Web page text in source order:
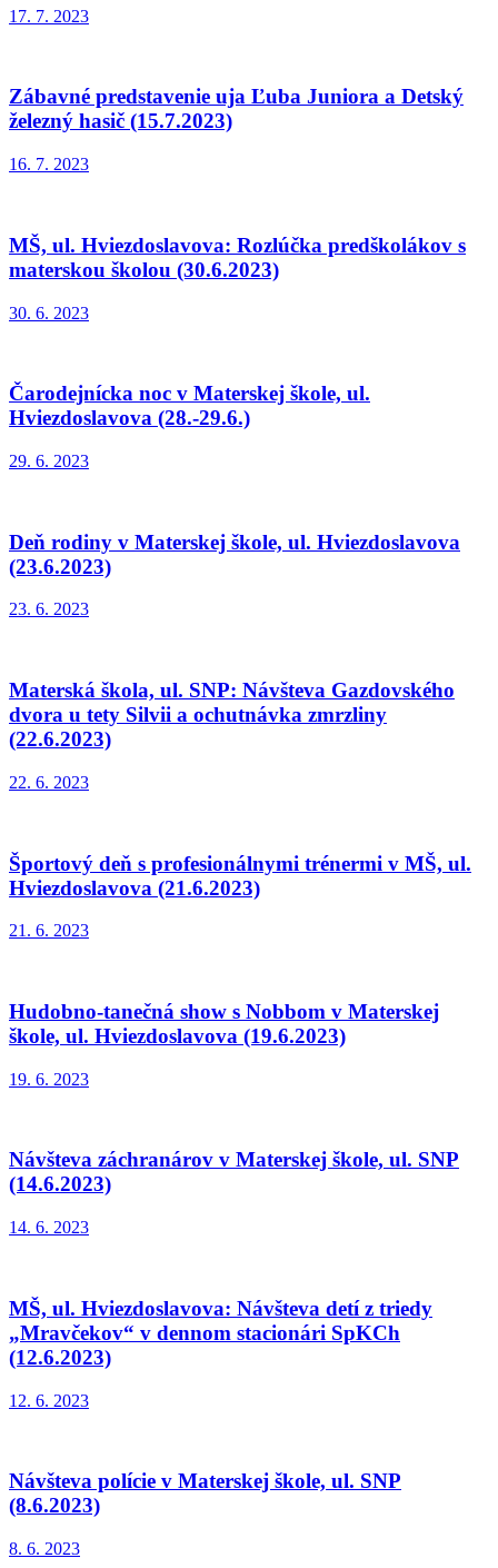
17. 7. 2023
Zábavné predstavenie uja Ľuba Juniora a Detský
železný hasič (15.7.2023)
16. 7. 2023
MŠ, ul. Hviezdoslavova: Rozlúčka predškolákov s
materskou školou (30.6.2023)
30. 6. 2023
Čarodejnícka noc v Materskej škole, ul.
Hviezdoslavova (28.-29.6.)
29. 6. 2023
Deň rodiny v Materskej škole, ul. Hviezdoslavova
(23.6.2023)
23. 6. 2023
Materská škola, ul. SNP: Návšteva Gazdovského
dvora u tety Silvii a ochutnávka zmrzliny
(22.6.2023)
22. 6. 2023
Športový deň s profesionálnymi trénermi v MŠ, ul.
Hviezdoslavova (21.6.2023)
21. 6. 2023
Hudobno-tanečná show s Nobbom v Materskej
škole, ul. Hviezdoslavova (19.6.2023)
19. 6. 2023
Návšteva záchranárov v Materskej škole, ul. SNP
(14.6.2023)
14. 6. 2023
MŠ, ul. Hviezdoslavova: Návšteva detí z triedy
„Mravčekov“ v dennom stacionári SpKCh
(12.6.2023)
12. 6. 2023
Návšteva polície v Materskej škole, ul. SNP
(8.6.2023)
8. 6. 2023